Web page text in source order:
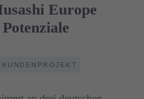
Europe
KUNDENPROJEKT